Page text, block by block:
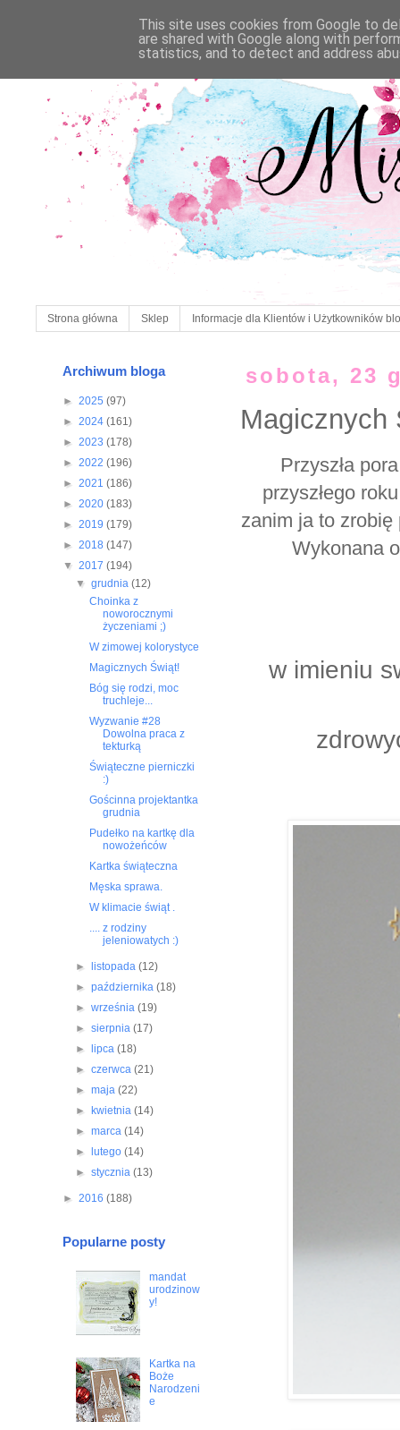
Strona główna Sklep Informacje dla Klientów i Użytkowników
sobota, 23
Magicznych
Przyszła
przyszłego
zanim ja to
Wykonana
w imieniu
Archiwum bloga
► 2025 (97)
► 2024 (161)
► 2023 (178)
► 2022 (196)
► 2021 (186)
► 2020 (183)
► 2019 (179)
► 2018 (147)
▼ 2017 (194)
▼grudnia(12)
Choinka z
noworocznymi
życzeniami ;)
W zimowej kolorystyce
Magicznych Świąt!
Bóg się rodzi, moc
truchleje...
Wyzwanie #28
Dowolna praca z
tekturką
Świąteczne pierniczki
:)
Gościnna projektantka
grudnia
Pudełko na kartkę dla
nowożeńców
Kartka świąteczna
Męska sprawa.
W klimacie świąt .
.... z rodziny
jeleniowatych :)
► listopada(12)
►października(18)
►września(19)
►sierpnia(17)
►
lipca(18)
►czerwca(21)
►maja(22)
►
kwietnia(14)
►marca(14)
►
lutego(14)
►stycznia(13)
► 2016 (188)
Popularne posty
mandat
urodzinow
y!
Kartka na
Boże
Narodzeni
e
This site uses cookies from Google to
are shared with Google along with
statistics, and to detect and address